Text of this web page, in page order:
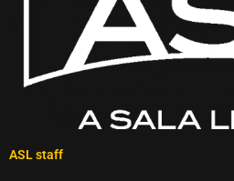
ASL staff